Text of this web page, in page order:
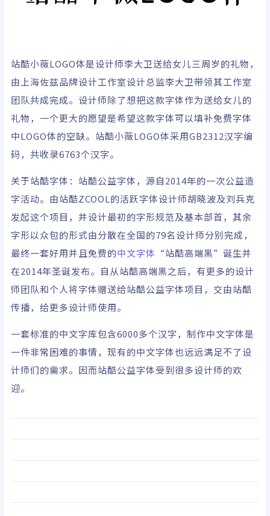
站酷小薇LOGO体是设计师李大卫送给女儿三周岁的礼物，
由上海佐兹品牌设计工作室设计总监李大卫带领其工作室
团队共成完成。设计师除了想把这款字体作为送给女儿的
礼物，一个更大的愿望是希望这款字体可以填补免费字体
中LOGO体的空缺。站酷小薇LOGO体采用GB2312汉字编
码，共收录6763个汉字。
关于站酷字体：站酷公益字体，源自2014年的一次公益造
字活动。由站酷ZCOOL的活跃字体设计师胡晓波及刘兵克
发起这个项目，并设计最初的字形规范及基本部首，其余
字形以众包的形式由分散在全国的79名设计师分别完成，
最终一套好用并且免费的中文字体 “站酷高端黑”诞生并
在2014年圣诞发布。自从站酷高端黑之后，有更多的设计
师团队和个人将字体赠送给站酷公益字体项目，交由站酷
传播，给更多设计师使用。
一套标准的中文字库包含6000多个汉字，制作中文字体是
一件非常困难的事情，现有的中文字体也远远满足不了设
计师们的需求。因而站酷公益字体受到很多设计师的欢
迎。